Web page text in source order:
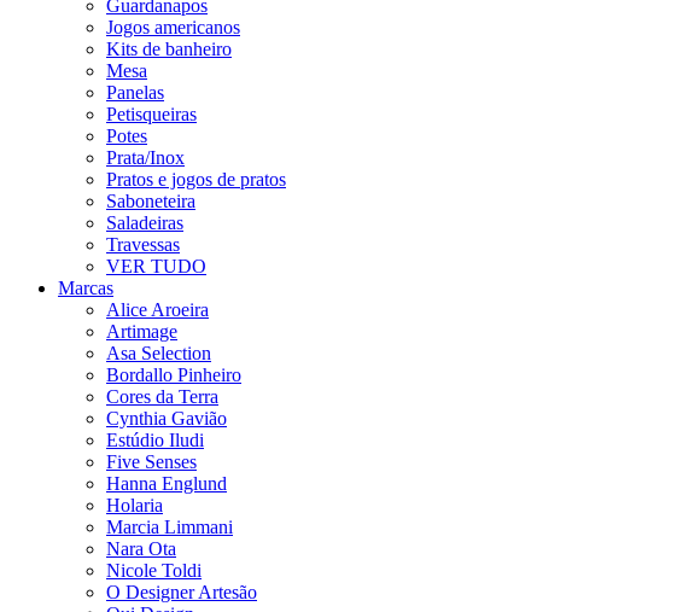
Guardanapos
Jogos americanos
Kits de banheiro
Mesa
Panelas
Petisqueiras
Potes
Prata/Inox
Pratos e jogos de pratos
Saboneteira
Saladeiras
Travessas
VER TUDO
Marcas
Alice Aroeira
Artimage
Asa Selection
Bordallo Pinheiro
Cores da Terra
Cynthia Gavião
Estúdio Iludi
Five Senses
Hanna Englund
Holaria
Marcia Limmani
Nara Ota
Nicole Toldi
O Designer Artesão